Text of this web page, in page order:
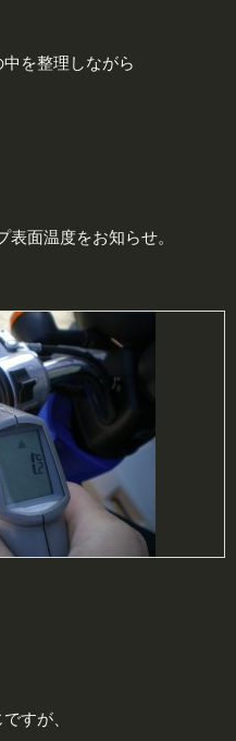
を整理しながら
面温度をお知らせ。
すが、